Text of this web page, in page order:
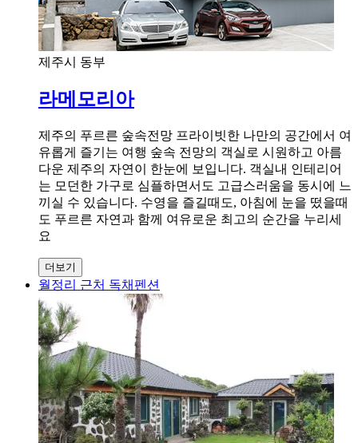
제주시 동부
라메모리아
제주의 푸르른 숲속전망 프라이빗한 나만의 공간에서 여
유롭게 즐기는 여행 숲속 전망의 객실로 시원하고 아름
다운 제주의 자연이 한눈에 보입니다. 객실내 인테리어
는 모던한 가구로 심플하면서도 고급스러움을 동시에 느
끼실 수 있습니다. 수영을 즐길때도, 아침에 눈을 떴을때
도 푸르른 자연과 함께 여유로운 최고의 순간을 누리세
요
더보기
월정리 근처 독채펜션